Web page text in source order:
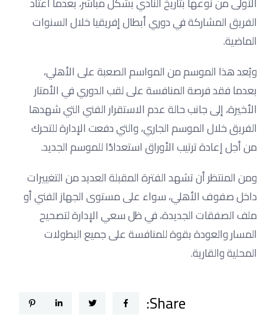
الفريق المشاركة في دوري أبطال إفريقيا خلال السنوات
الماضية.
ويُعد هذا الموسم من المواسم الصعبة على الأهلي،
بعدما فقد فرصة المنافسة على لقب الدوري في الأمتار
الأخيرة، إلى جانب حالة عدم الاستقرار الفني التي شهدها
الفريق خلال الموسم الجاري، والتي دفعت الإدارة للتحرك
من أجل إعادة ترتيب الأوراق استعدادًا للموسم الجديد.
ومن المنتظر أن تشهد الفترة المقبلة العديد من التغييرات
داخل صفوف الأهلي، سواء على مستوى الجهاز الفني أو
ملف الصفقات الجديدة، في ظل سعي الإدارة لتصحيح
المسار والعودة بقوة للمنافسة على جميع البطولات
المحلية والقارية.
Share: